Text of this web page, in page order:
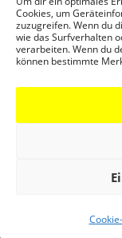
Cookies, um
zuzugreifen. Wenn du
wie das Surfverhalten
verarbeiten. Wenn du
können bestimmte
mit der
mit der
der
auf der
Inhaber